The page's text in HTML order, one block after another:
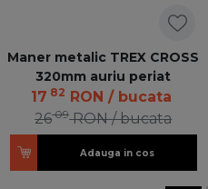
Maner metalic TREX CROSS
320mm auriu periat
17 82 RON / bucata
2609 RON / bucata
Adauga in cos